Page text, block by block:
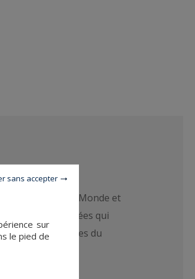
au reste du Monde et
nues ou meublées qui
/ professionnelles du
sur
le pied de
sans accepter